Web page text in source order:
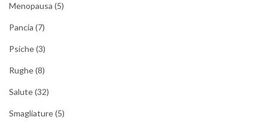
Menopausa (5)
Pancia (7)
Psiche(3)
Rughe(8)
Salute(32)
Smagliature(5)